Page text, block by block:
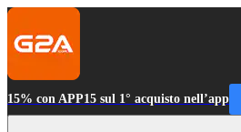
15% con APP15 sul 1° acquisto nell’app